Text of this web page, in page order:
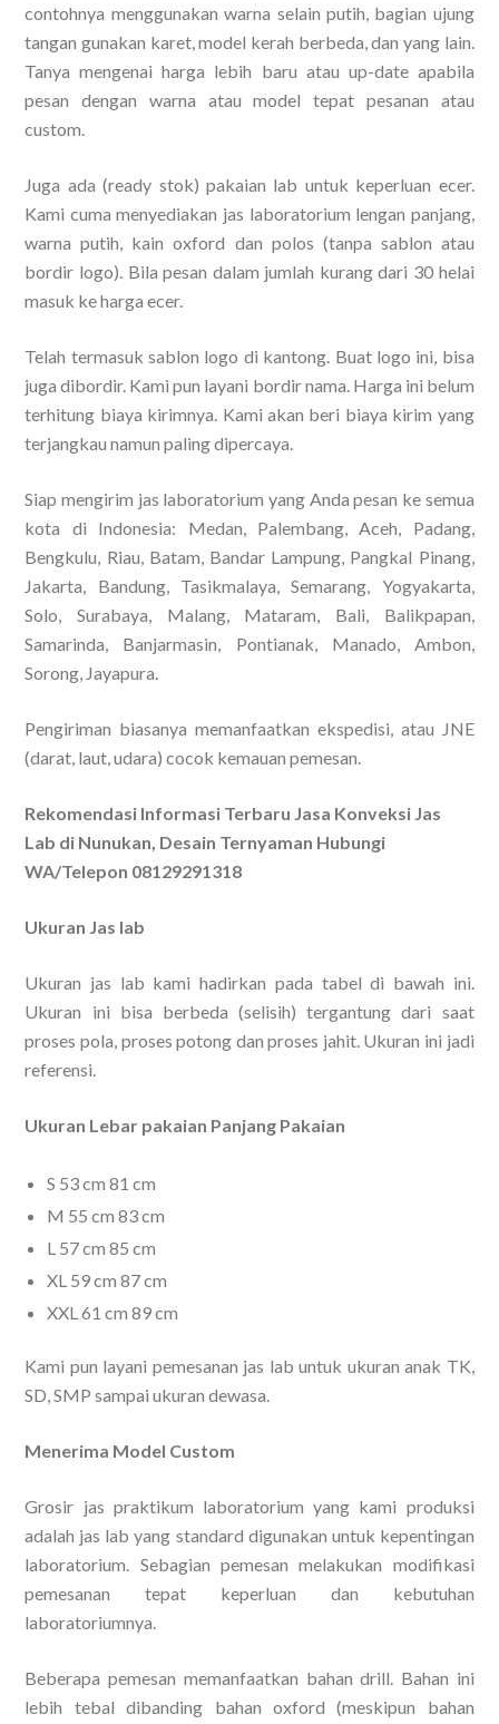
contohnya menggunakan warna selain putih, bagian ujung
tangan gunakan karet, model kerah berbeda, dan yang lain.
Tanya mengenai harga lebih baru atau up-date apabila
pesan dengan warna atau model tepat pesanan atau
custom.
Juga ada (ready stok) pakaian lab untuk keperluan ecer.
Kami cuma menyediakan jas laboratorium lengan panjang,
warna putih, kain oxford dan polos (tanpa sablon atau
bordir logo). Bila pesan dalam jumlah kurang dari 30 helai
masuk ke harga ecer.
Telah termasuk sablon logo di kantong. Buat logo ini, bisa
juga dibordir. Kami pun layani bordir nama. Harga ini belum
terhitung biaya kirimnya. Kami akan beri biaya kirim yang
terjangkau namun paling dipercaya.
Siap mengirim jas laboratorium yang Anda pesan ke semua
kota di Indonesia: Medan, Palembang, Aceh, Padang,
Bengkulu, Riau, Batam, Bandar Lampung, Pangkal Pinang,
Jakarta, Bandung, Tasikmalaya, Semarang, Yogyakarta,
Solo, Surabaya, Malang, Mataram, Bali, Balikpapan,
Samarinda, Banjarmasin, Pontianak, Manado, Ambon,
Sorong, Jayapura.
Pengiriman biasanya memanfaatkan ekspedisi, atau JNE
(darat, laut, udara) cocok kemauan pemesan.
Rekomendasi Informasi Terbaru Jasa Konveksi Jas
Lab di Nunukan, Desain Ternyaman Hubungi
WA/Telepon 08129291318
Ukuran Jas lab
Ukuran jas lab kami hadirkan pada tabel di bawah ini.
Ukuran ini bisa berbeda (selisih) tergantung dari saat
proses pola, proses potong dan proses jahit. Ukuran ini jadi
referensi.
Ukuran Lebar pakaian Panjang Pakaian
S 53 cm 81 cm
M 55 cm 83 cm
L 57 cm 85 cm
XL 59 cm 87 cm
XXL 61 cm 89 cm
Kami pun layani pemesanan jas lab untuk ukuran anak TK,
SD, SMP sampai ukuran dewasa.
Menerima Model Custom
Grosir jas praktikum laboratorium yang kami produksi
adalah jas lab yang standard digunakan untuk kepentingan
laboratorium. Sebagian pemesan melakukan modifikasi
pemesanan tepat keperluan dan kebutuhan
laboratoriumnya.
Beberapa pemesan memanfaatkan bahan drill. Bahan ini
lebih tebal dibanding bahan oxford (meskipun bahan